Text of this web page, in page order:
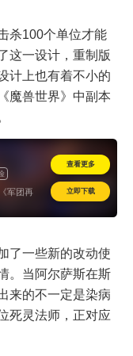
杀100个单位才能
这一设计，重制版
计上也有着不小的
魔兽世界》中副本
军团再
查看更多
立即下载
了一些新的改动使
。当阿尔萨斯在斯
来的不一定是染病
死灵法师，正对应